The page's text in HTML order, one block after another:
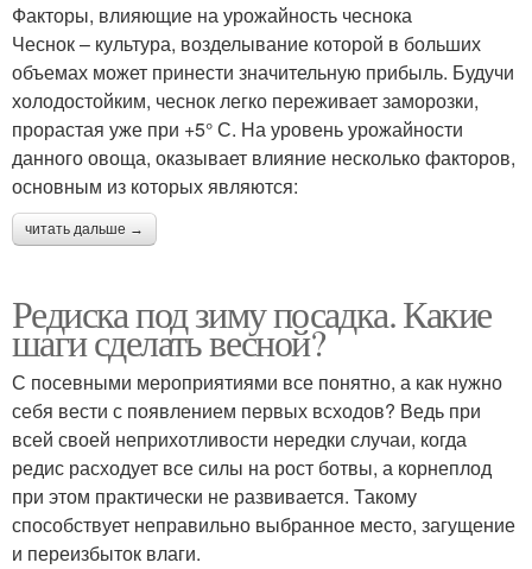
Факторы, влияющие на урожайность чеснока
Чеснок – культура, возделывание которой в больших
объемах может принести значительную прибыль. Будучи
холодостойким, чеснок легко переживает заморозки,
прорастая уже при +5° С. На уровень урожайности
данного овоща, оказывает влияние несколько факторов,
основным из которых являются:
читать дальше →
Редиска под зиму посадка. Какие
шаги сделать весной?
С посевными мероприятиями все понятно, а как нужно
себя вести с появлением первых всходов? Ведь при
всей своей неприхотливости нередки случаи, когда
редис расходует все силы на рост ботвы, а корнеплод
при этом практически не развивается. Такому
способствует неправильно выбранное место, загущение
и переизбыток влаги.